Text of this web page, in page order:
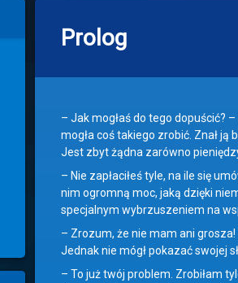
Prolog
– Jak mogłaś do tego dopuścić?
mogła coś takiego zrobić. Znał
Jest zbyt żądna zarówno
– Nie zapłaciłeś tyle, na ile się
nim ogromną moc, jaką dzięki
specjalnym wybrzuszeniem na
– Zrozum, że nie mam ani grosza!
Jednak nie mógł pokazać swojej
– To już twój problem. Zrobiłam